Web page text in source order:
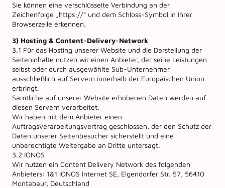
Sie können eine verschlüsselte Verbindung an der
Zeichenfolge „https://“ und dem Schloss-Symbol in Ihrer
Browserzeile erkennen.
3) Hosting & Content-Delivery-Network
3.1 Für das Hosting unserer Website und die Darstellung der
Seiteninhalte nutzen wir einen Anbieter, der seine Leistungen
selbst oder durch ausgewählte Sub-Unternehmer
ausschließlich auf Servern innerhalb der Europäischen Union
erbringt.
Sämtliche auf unserer Website erhobenen Daten werden auf
diesen Servern verarbeitet.
Wir haben mit dem Anbieter einen
Auftragsverarbeitungsvertrag geschlossen, der den Schutz der
Daten unserer Seitenbesucher sicherstellt und eine
unberechtigte Weitergabe an Dritte untersagt.
3.2 IONOS
Wir nutzen ein Content Delivery Network des folgenden
Anbieters: 1&1 IONOS Internet SE, Elgendorfer Str. 57, 56410
Montabaur, Deutschland